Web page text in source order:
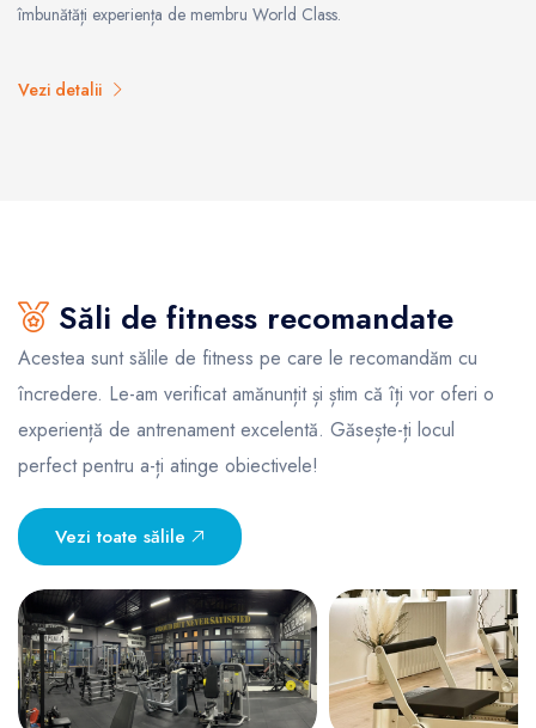
îmbunătăți experiența de membru World Class.
Vezi detalii
Săli de fitness recomandate
Acestea sunt sălile de fitness pe care le recomandăm cu
încredere. Le-am verificat amănunțit și știm că îți vor oferi o
experiență de antrenament excelentă. Găsește-ți locul
perfect pentru a-ți atinge obiectivele!
Vezi toate sălile